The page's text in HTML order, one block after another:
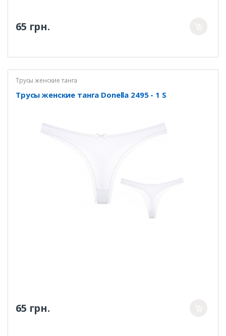
65 грн.
Трусы женские танга
Трусы женские танга Donella 2495 - 1 S
65 грн.